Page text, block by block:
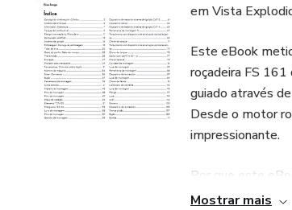
em Vista
Este eBook
roçadeira FS
guiado através
Desde o motor
impressionante.
Por que este
Mostrar mais